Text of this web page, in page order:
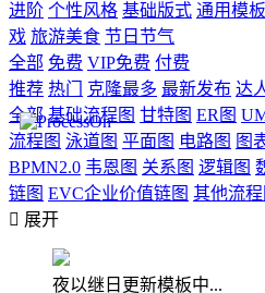
进阶 个性风格 基础版式 通用模板
戏 旅游美食 节日节气
全部 免费 VIP免费 付费
推荐 热门 克隆最多 最新发布 达
全部 基础流程图 甘特图 ER图
流程图 泳道图 平面图 电路图 图
BPMN2.0 韦恩图 关系图 逻辑图
链图 EVC企业价值链图 其他流程
 展开
夜以继日更新模板中...